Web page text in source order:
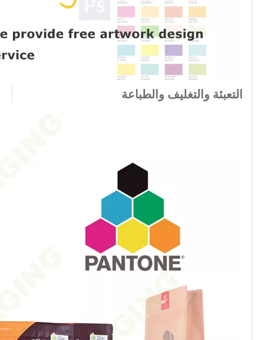
التعبئة والتغليف والطباعة